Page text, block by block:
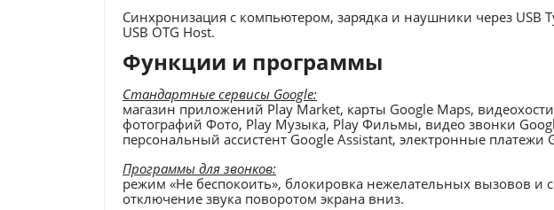
Синхронизация с компьютером, зарядка и наушники через USB
USB OTG Host.
Функции и программы
Стандартные сервисы Google:
магазин приложений Play Market, карты Google Maps,
фотографий Фото, Play Музыка, Play Фильмы, видео звонки
персональный ассистент Google Assistant, электронные платежи
Программы для звонков:
режим «Не беспокоить», блокировка нежелательных вызовов
отключение звука поворотом экрана вниз.